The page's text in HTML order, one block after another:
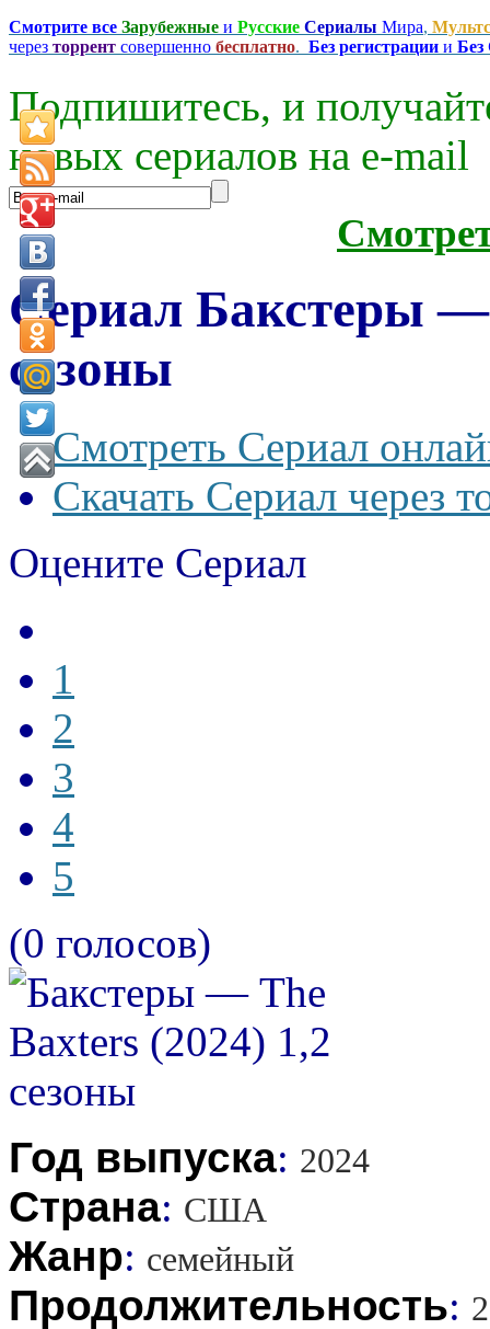
Смотрите все Зарубежные и Русские Сериалы Мира,
через торрент совершенно бесплатно. Без регистрации и
Подпишитесь, и
новых сериалов на e-mаil
Сериал Бакстеры —
сезоны
Смотреть Сериал
Скачать Сериал через
Оцените Сериал
1
2
3
4
5
(0 голосов)
Год выпуска: 2024
Страна: США
Жанр: семейный
Продолжительность: